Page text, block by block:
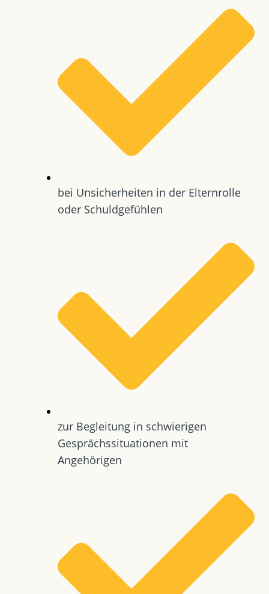
bei Unsicherheiten in der Elternrolle
oder Schuldgefühlen
zur Begleitung in schwierigen
Gesprächssituationen mit
Angehörigen